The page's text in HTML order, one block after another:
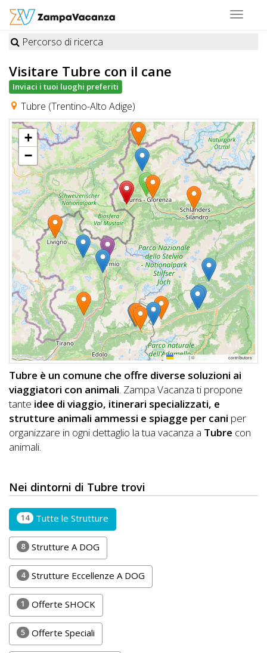
Toggle
STRUTTURE
A
DOG
LUOGHI
A
DOG
OFFERTE
A
DOG
INFO
A
DOG
CHIEDI
CODICE
SCONTO
Video
Tutorial
Lavora
con
Noi
Inserisci
Attività
Percorso di ricerca
Visitare Tubre con il cane
Inviaci i tuoi luoghi preferiti
Tubre (Trentino-Alto Adige)
+
−
Leaflet|© contributors
Tubre è un comune che offre diverse soluzioni ai
viaggiatori con animali. Zampa Vacanza ti propone
tante idee di viaggio, itinerari specializzati, e
strutture animali ammessi e spiagge per cani per
organizzare in ogni dettaglio la tua vacanza a Tubre con
animali.
Nei dintorni di Tubre trovi
14 Tutte le Strutture
8 Strutture A DOG
4 Strutture Eccellenze A DOG
1 Offerte SHOCK
5 Offerte Speciali